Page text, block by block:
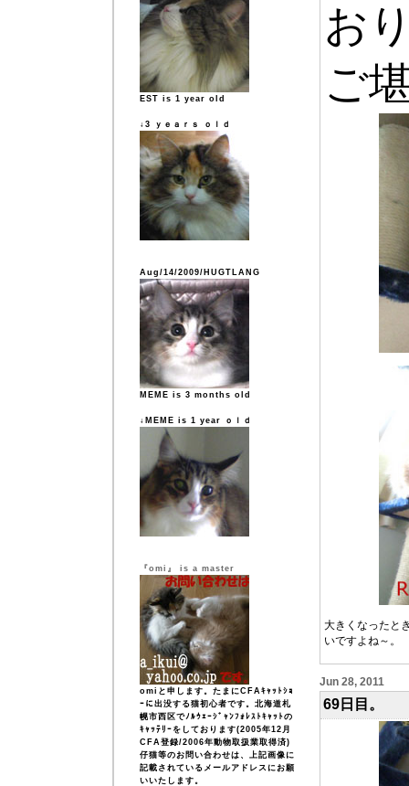
EST is 1 year old
↓3 ｙｅａｒｓ ｏｌｄ
Aug/14/2009/HUGTLANG
MEME is 3 months old
↓MEME is 1 year ｏｌｄ
『omi』 is a master
omiと申します。たまにCFAｷｬｯﾄｼｮ
ｰに出没する猫初心者です。北海道札
幌市西区でﾉﾙｳｪｰｼﾞｬﾝﾌｫﾚｽﾄｷｬｯﾄの
ｷｬｯﾃﾘｰをしております(2005年12月
CFA登録/2006年動物取扱業取得済)
仔猫等のお問い合わせは、上記画像に
記載されているメールアドレスにお願
いいたします。
お
ご
大きくなったと
いですよね～。
Jun 28, 2011
69日目。